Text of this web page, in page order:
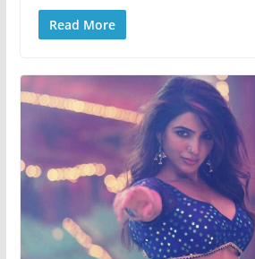
Read More